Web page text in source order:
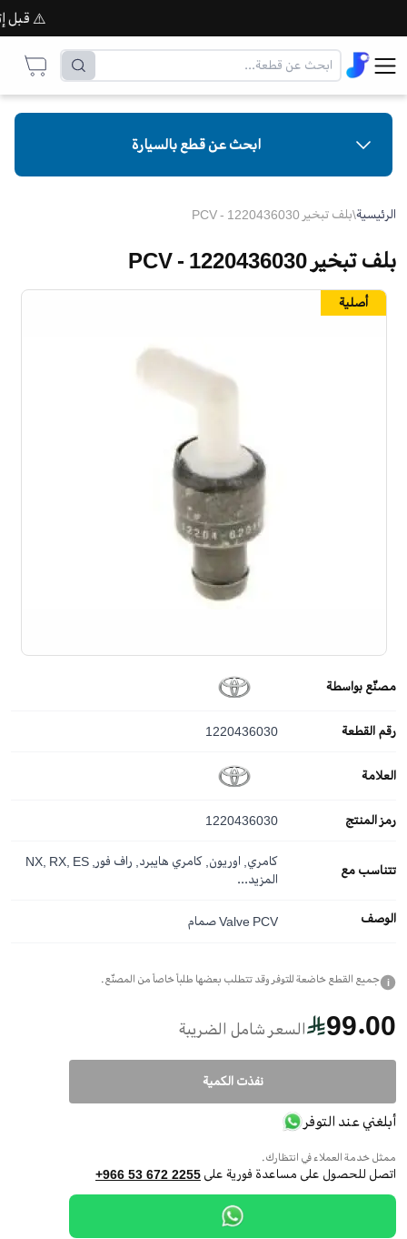
⚠️ قبل
ابحث عن قطع بالسيارة
الرئيسية\بلف تبخير PCV - 1220436030
بلف تبخير PCV - 1220436030
مصنّع بواسطة
رقم القطعة 1220436030
العلامة
رمز المنتج 1220436030
تتناسب مع
كامري, اوريون, كامري هايبرد, راف فور, NX, RX, ES
المزيد...
الوصف Valve PCV صمام
i جميع القطع خاضعة للتوفر وقد تتطلب بعضها طلباً خاصاً من المصنّع.
99.00 السعر شامل الضريبة
نفذت الكمية
أبلغني عند التوفر
ممثل خدمة العملاء في انتظارك.
اتصل للحصول على مساعدة فورية على +966 53 672 2255
أصلية